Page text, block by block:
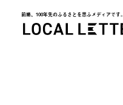
前略、100年先のふるさとを思ふメディアです。